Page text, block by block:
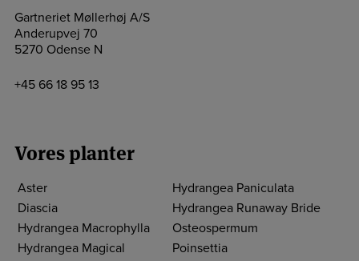
Gartneriet Møllerhøj A/S
Anderupvej 70
5270 Odense N
+45 66 18 95 13
Vores planter
Aster
Diascia
Hydrangea Macrophylla
Hydrangea Magical
Hydrangea Paniculata
Hydrangea Runaway Bride
Osteospermum
Poinsettia